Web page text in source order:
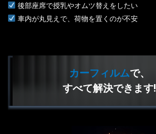
後部座席で授乳やオムツ替えをしたい
車内が丸見えで、荷物を置くのが不安
カーフィルムで、
すべて解決できます!